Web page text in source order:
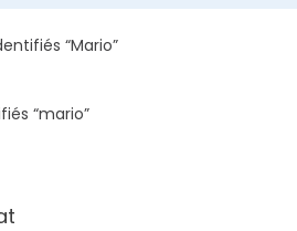
“mario”
“mario”